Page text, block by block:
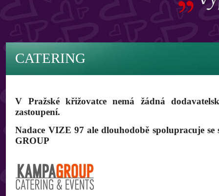
CATERING
V Pražské křižovatce nemá žádná
zastoupení.
Nadace VIZE 97 ale dlouhodobě spolupracuje
GROUP